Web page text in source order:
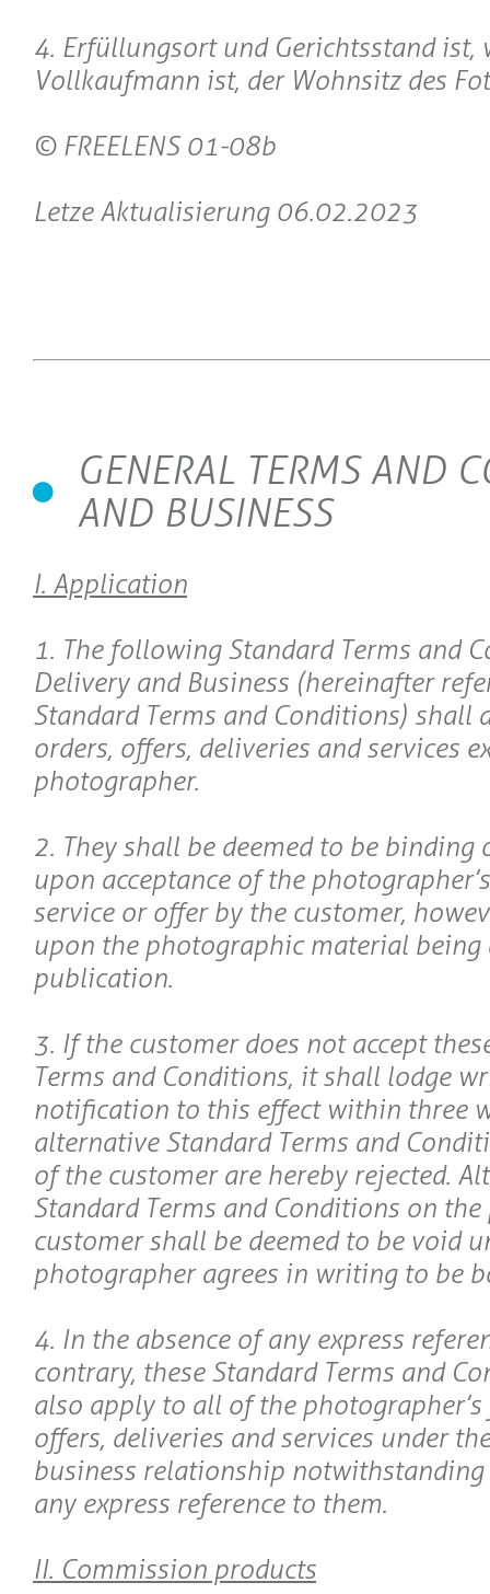
4. Erfüllungsort und Gerichtsstand ist,
Vollkaufmann ist, der Wohnsitz des
© FREELENS 01-08b
Letze Aktualisierung 06.02.2023
GENERAL TERMS AND
AND BUSINESS
I. Application
1. The following Standard Terms and
Delivery and Business (hereinafter
Standard Terms and Conditions) shall
orders, offers, deliveries and services
photographer.
2. They shall be deemed to be binding
upon acceptance of the
service or offer by the customer,
upon the photographic material being
publication.
3. If the customer does not accept
Terms and Conditions, it shall lodge
notification to this effect within three
alternative Standard Terms and
of the customer are hereby rejected.
Standard Terms and Conditions on
customer shall be deemed to be void
photographer agrees in writing to be
4. In the absence of any express
contrary, these Standard Terms and
also apply to all of the
offers, deliveries and services under
business relationship notwithstanding
any express reference to them.
II. Commission products